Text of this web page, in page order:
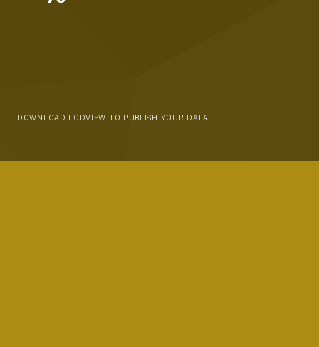
DOWNLOAD LODVIEW TO PUBLISH YOUR DATA